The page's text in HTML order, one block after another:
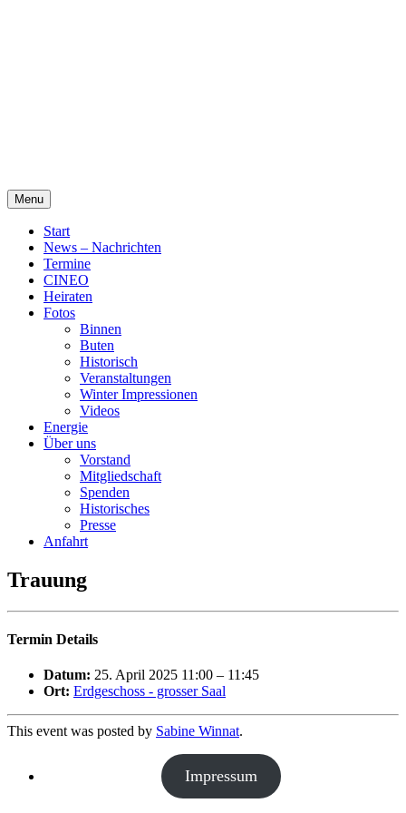
Menu
Start
News – Nachrichten
Termine
CINEO
Heiraten
Fotos
Binnen
Buten
Historisch
Veranstaltungen
Winter Impressionen
Videos
Energie
Über uns
Vorstand
Mitgliedschaft
Spenden
Historisches
Presse
Anfahrt
Trauung
Termin Details
Datum: 25. April 2025 11:00 – 11:45
Ort: Erdgeschoss - grosser Saal
This event was posted by Sabine Winnat.
Impressum